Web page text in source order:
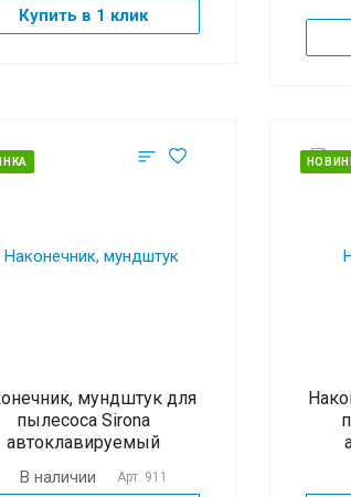
Купить в 1 клик
мундштук для
пылесоса Sirona
автоклавируемый
В наличии Арт. 911